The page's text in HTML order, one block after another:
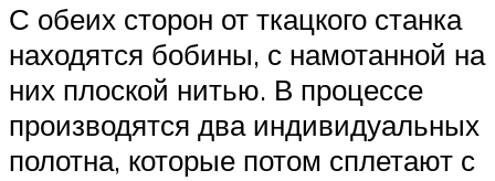
С обеих сторон от ткацкого станка
находятся бобины, с намотанной на
них плоской нитью. В процессе
производятся два индивидуальных
полотна, которые потом сплетают с